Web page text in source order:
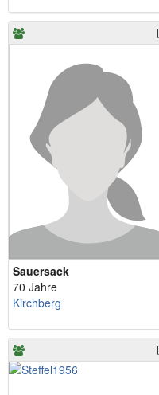
Sauersack
70 Jahre
Kirchberg